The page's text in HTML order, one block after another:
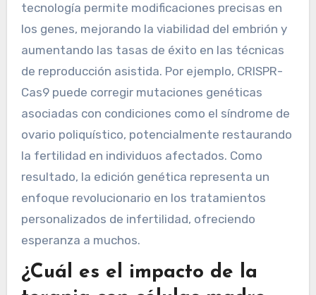
tecnología permite modificaciones precisas en
los genes, mejorando la viabilidad del embrión y
aumentando las tasas de éxito en las técnicas
de reproducción asistida. Por ejemplo, CRISPR-
Cas9 puede corregir mutaciones genéticas
asociadas con condiciones como el síndrome de
ovario poliquístico, potencialmente restaurando
la fertilidad en individuos afectados. Como
resultado, la edición genética representa un
enfoque revolucionario en los tratamientos
personalizados de infertilidad, ofreciendo
esperanza a muchos.
¿Cuál es el impacto de la